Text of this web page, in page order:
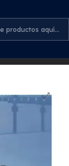
Silicona
De Rana